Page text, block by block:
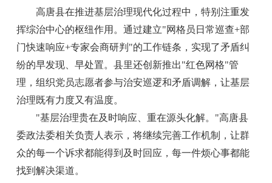
高唐县在推进基层治理现代化过程中，特别注重发
挥综治中心的枢纽作用。通过建立"网格员日常巡查+部
门快速响应+专家会商研判"的工作链条，实现了矛盾纠
纷的早发现、早处置。县里还创新推出"红色网格"管
理，组织党员志愿者参与治安巡逻和矛盾调解，让基层
治理既有力度又有温度。
"基层治理贵在及时响应、重在源头化解。"高唐县
委政法委相关负责人表示，将继续完善工作机制，让群
众的每一个诉求都能得到及时回应，每一件烦心事都能
找到解决渠道。